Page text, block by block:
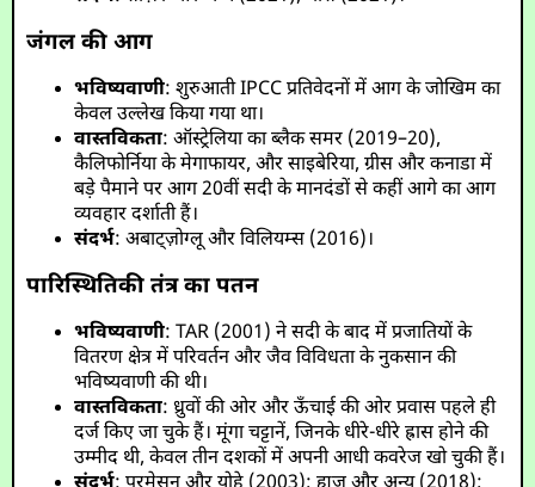
जंगल की आग
भविष्यवाणी: शुरुआती IPCC प्रतिवेदनों में आग के जोखिम का
केवल उल्लेख किया गया था।
वास्तविकता: ऑस्ट्रेलिया का ब्लैक समर (2019–20),
कैलिफोर्निया के मेगाफायर, और साइबेरिया, ग्रीस और कनाडा में
बड़े पैमाने पर आग 20वीं सदी के मानदंडों से कहीं आगे का आग
व्यवहार दर्शाती हैं।
संदर्भ: अबाट्ज़ोग्लू और विलियम्स (2016)।
पारिस्थितिकी तंत्र का पतन
भविष्यवाणी: TAR (2001) ने सदी के बाद में प्रजातियों के
वितरण क्षेत्र में परिवर्तन और जैव विविधता के नुकसान की
भविष्यवाणी की थी।
वास्तविकता: ध्रुवों की ओर और ऊँचाई की ओर प्रवास पहले ही
दर्ज किए जा चुके हैं। मूंगा चट्टानें, जिनके धीरे-धीरे ह्रास होने की
उम्मीद थी, केवल तीन दशकों में अपनी आधी कवरेज खो चुकी हैं।